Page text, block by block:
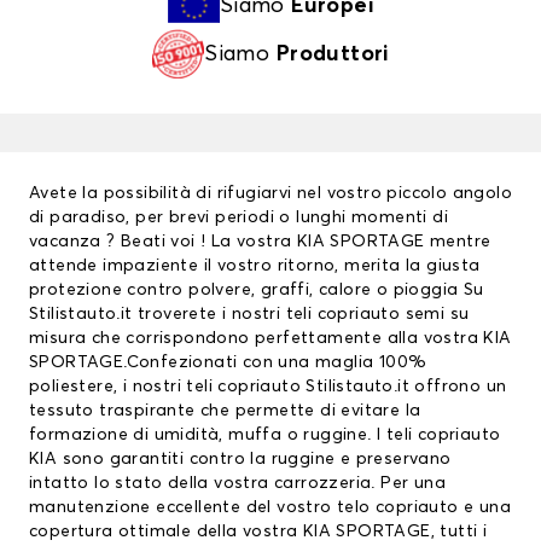
Siamo Europei
Siamo Produttori
Avete la possibilità di rifugiarvi nel vostro piccolo angolo
di paradiso, per brevi periodi o lunghi momenti di
vacanza ? Beati voi ! La vostra KIA SPORTAGE mentre
attende impaziente il vostro ritorno, merita la giusta
protezione contro polvere, graffi, calore o pioggia Su
Stilistauto.it troverete i nostri teli copriauto semi su
misura che corrispondono perfettamente alla vostra KIA
SPORTAGE.Confezionati con una maglia 100%
poliestere, i nostri teli copriauto Stilistauto.it offrono un
tessuto traspirante che permette di evitare la
formazione di umidità, muffa o ruggine. I teli copriauto
KIA sono garantiti contro la ruggine e preservano
intatto lo stato della vostra carrozzeria. Per una
manutenzione eccellente del vostro telo copriauto e una
copertura ottimale della vostra KIA SPORTAGE, tutti i